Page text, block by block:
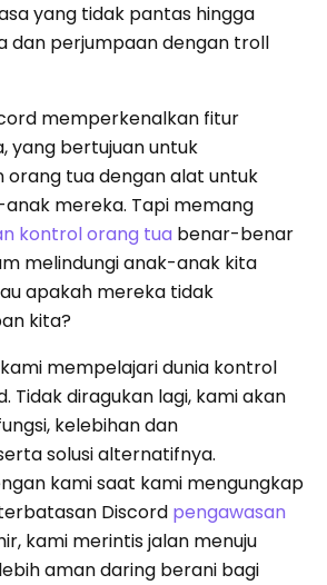
yang tidak pantas hingga
dan perjumpaan dengan troll
memperkenalkan fitur
yang bertujuan untuk
tua dengan alat untuk
mereka. Tapi memang
kontrol orang tua benar-benar
melindungi anak-anak kita
apakah mereka tidak
kita?
mempelajari dunia kontrol
Tidak diragukan lagi, kami akan
kelebihan dan
solusi alternatifnya.
kami saat kami mengungkap
Discord pengawasan
kami merintis jalan menuju
aman daring berani bagi